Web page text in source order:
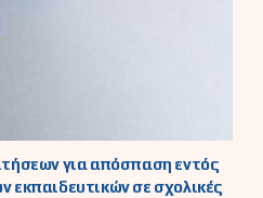
για απόσπαση εντός
εκπαιδευτικών σε σχολικές